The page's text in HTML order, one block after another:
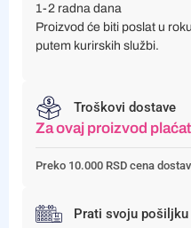
1-2 radna dana
Proizvod će biti poslat u
putem kurirskih službi.
Troškovi dostave
Za ovaj proizvod
Preko 10.000 RSD cena
Prati svoju pošiljku